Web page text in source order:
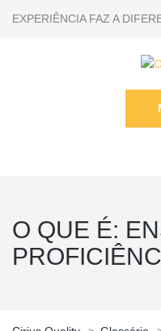
EXPERIÊNCIA FAZ A
O QUE É: